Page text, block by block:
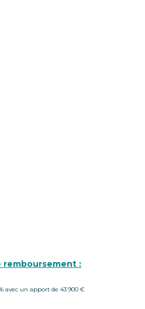
remboursement :
avec un apport de 43 900 €